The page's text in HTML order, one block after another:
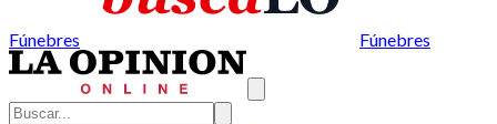
Fúnebres Fúnebres